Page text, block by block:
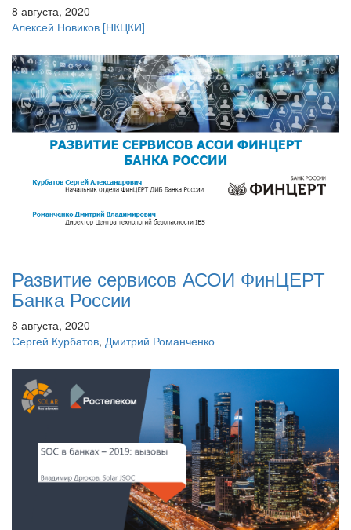
8 августа, 2020
Алексей Новиков [НКЦКИ]
Развитие сервисов АСОИ ФинЦЕРТ
Банка России
8 августа, 2020
Сергей Курбатов, Дмитрий Романченко